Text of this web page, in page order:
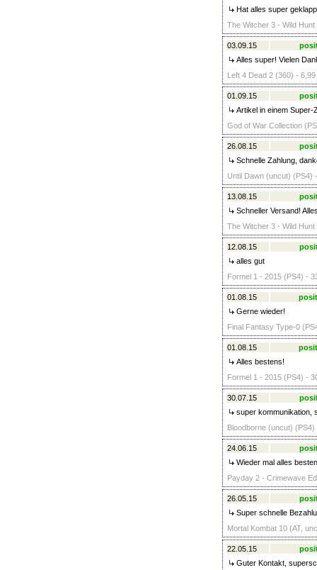
Hat alles super
The Witcher 3 - Wild
03.09.15
Alles super! Vielen
Left 4 Dead 2 (360) - 6,99
01.09.15
Artikel in einem Super-
God of War Collection
26.08.15
Schnelle Zahlung,
Until Dawn (uncut) (PS4)
13.08.15
Schneller Versand!
The Witcher 3 - Wild
12.08.15
alles gut
Formel 1 - 2015 (PS4) -
01.08.15
Gerne wieder!
Final Fantasy Type-0
01.08.15
Alles bestens!
Formel 1 - 2015 (PS4) -
30.07.15
super kommunikation,
Bloodborne (uncut) (PS4)
24.06.15
Wieder mal alles
Payday 2 - Crimewave
26.05.15
Super schnelle
Mortal Kombat 10 (AT,
22.05.15
Guter Kontakt,